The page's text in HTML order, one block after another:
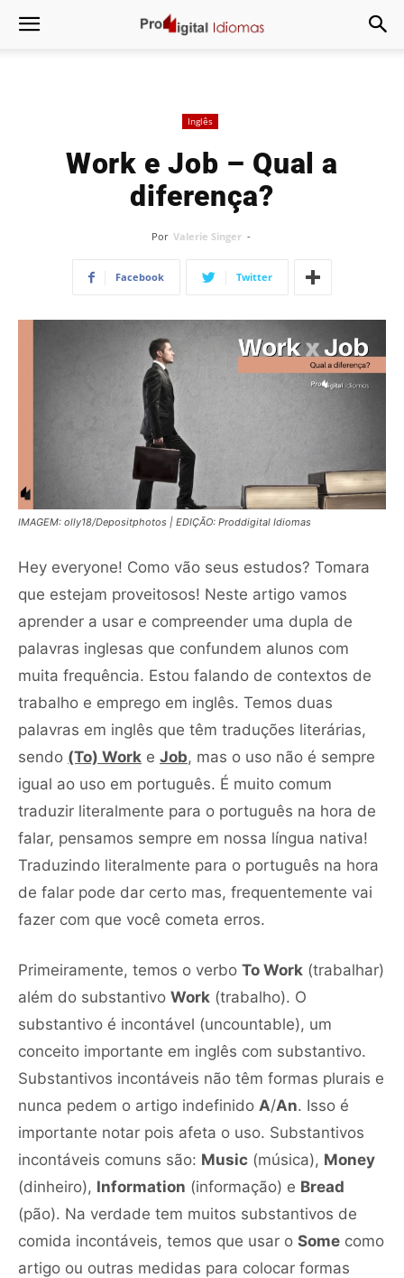
Inglês
Work e Job – Qual a
diferença?
Por Valerie Singer -
Facebook Twitter
IMAGEM: olly18/Depositphotos | EDIÇÃO: Proddigital Idiomas
Hey everyone! Como vão seus estudos? Tomara
que estejam proveitosos! Neste artigo vamos
aprender a usar e compreender uma dupla de
palavras inglesas que confundem alunos com
muita frequência. Estou falando de contextos de
trabalho e emprego em inglês. Temos duas
palavras em inglês que têm traduções literárias,
sendo (To) Work e Job, mas o uso não é sempre
igual ao uso em português. É muito comum
traduzir literalmente para o português na hora de
falar, pensamos sempre em nossa língua nativa!
Traduzindo literalmente para o português na hora
de falar pode dar certo mas, frequentemente vai
fazer com que você cometa erros.
Primeiramente, temos o verbo To Work (trabalhar)
além do substantivo Work (trabalho). O
substantivo é incontável (uncountable), um
conceito importante em inglês com substantivo.
Substantivos incontáveis não têm formas plurais e
nunca pedem o artigo indefinido A/An. Isso é
importante notar pois afeta o uso. Substantivos
incontáveis comuns são: Music (música), Money
(dinheiro), Information (informação) e Bread
(pão). Na verdade tem muitos substantivos de
comida incontáveis, temos que usar o Some como
artigo ou outras medidas para colocar formas